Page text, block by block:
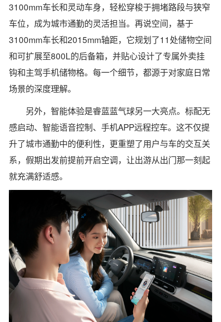
3100mm车长和灵动车身，轻松穿梭于拥堵路段与狭窄
车位，成为城市通勤的灵活担当。再说空间，基于
3100mm车长和2015mm轴距，它规划了11处储物空间
和可扩展至800L的后备箱，并贴心设计了专属外卖挂
钩和主驾手机储物格。每一个细节，都源于对家庭日常
场景的深度理解。
另外，智能体验是睿蓝蓝气球另一大亮点。标配无
感启动、智能语音控制、手机APP远程控车。这不仅提
升了城市通勤中的便利性，更重塑了用户与车的交互关
系，假期出发前提前开启空调，让出游从出门那一刻起
就充满舒适感。